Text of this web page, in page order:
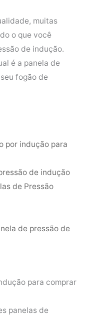
muitas
o que você
de indução.
é a panela de
fogão de
por indução para
de indução
de Pressão
de pressão de
para comprar
panelas de